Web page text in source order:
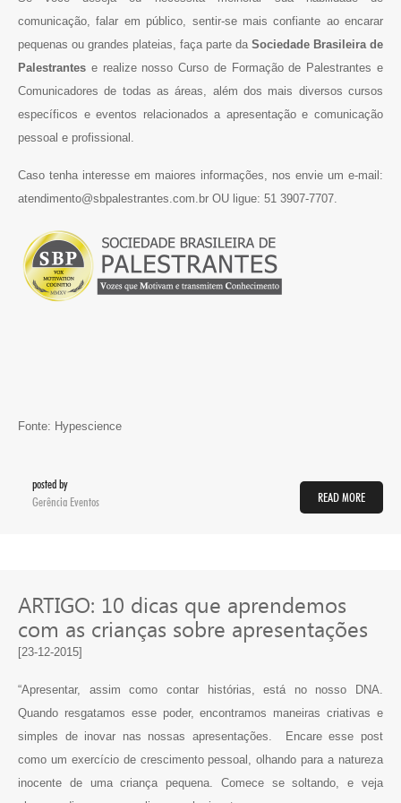
comunicação, falar em público, sentir-se mais confiante ao encarar
pequenas ou grandes plateias, faça parte da Sociedade Brasileira de
Palestrantes e realize nosso Curso de Formação de Palestrantes e
Comunicadores de todas as áreas, além dos mais diversos cursos
específicos e eventos relacionados a apresentação e comunicação
pessoal e profissional.
Caso tenha interesse em maiores informações, nos envie um e-mail:
atendimento@sbpalestrantes.com.br OU ligue: 51 3907-7707.
Fonte: Hypescience
posted by
Gerência Eventos
READ MORE
ARTIGO: 10 dicas que aprendemos
com as crianças sobre apresentações
[23-12-2015]
“Apresentar, assim como contar histórias, está no nosso DNA.
Quando resgatamos esse poder, encontramos maneiras criativas e
simples de inovar nas nossas apresentações. Encare esse post
como um exercício de crescimento pessoal, olhando para a natureza
inocente de uma criança pequena. Comece se soltando, e veja